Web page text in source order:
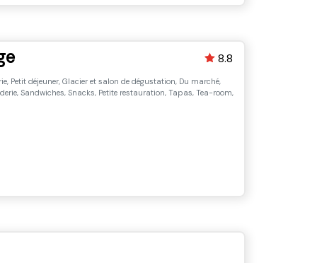
Petit déjeuner, Glacier et salon de dégustation, Du marché,
Sandwiches, Snacks, Petite restauration, Tapas, Tea-room,
8.8